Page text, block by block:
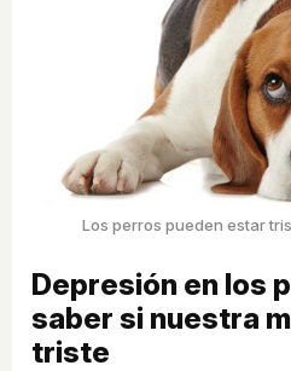
Los perros pueden estar
Depresión en los
saber si nuestra
triste